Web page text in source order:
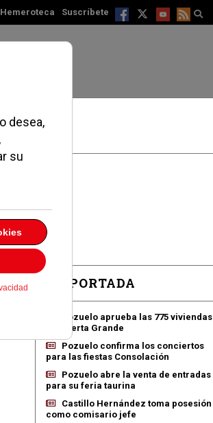
Hemeroteca Suscríbete
EN PORTADA
Pozuelo aprueba las 775 viviendas
de Huerta Grande
Pozuelo confirma los conciertos
para las fiestas Consolación
Pozuelo abre la venta de entradas
para su feria taurina
Castillo Hernández toma posesión
como comisario jefe